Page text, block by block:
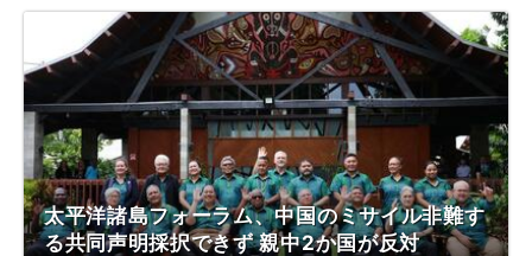
太平洋諸島フォーラム、中国のミサイル非難す
る共同声明採択できず 親中2か国が反対